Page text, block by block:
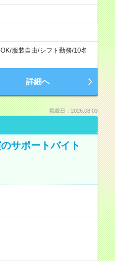
/服装自由/シフト勤務/10名
詳細へ
掲載日：2026.08.03
サポートバイト